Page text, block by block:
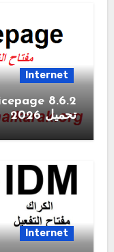
Internet
تحميل 2026
Internet